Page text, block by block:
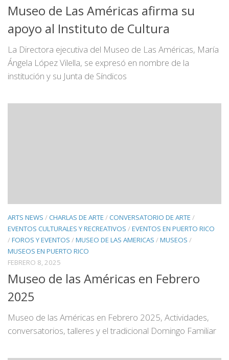
Museo de Las Américas afirma su
apoyo al Instituto de Cultura
La Directora ejecutiva del Museo de Las Américas, María
Ángela López Vilella, se expresó en nombre de la
institución y su Junta de Síndicos
ARTS NEWS /CHARLAS DE ARTE /CONVERSATORIO DE ARTE /
EVENTOS CULTURALES Y RECREATIVOS /EVENTOS EN PUERTO RICO
/FOROS Y EVENTOS /MUSEO DE LAS AMERICAS /MUSEOS /
MUSEOS EN PUERTO RICO
FEBRERO 8, 2025
Museo de las Américas en Febrero
2025
Museo de las Américas en Febrero 2025, Actividades,
conversatorios, talleres y el tradicional Domingo Familiar